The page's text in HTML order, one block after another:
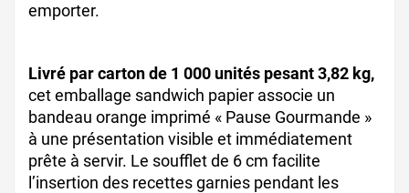
emporter.
Livré par carton de 1 000 unités pesant 3,82 kg,
cet emballage sandwich papier associe un
bandeau orange imprimé « Pause Gourmande »
à une présentation visible et immédiatement
prête à servir. Le soufflet de 6 cm facilite
l’insertion des recettes garnies pendant les